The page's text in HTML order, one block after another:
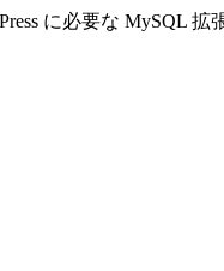
に必要な MySQL 拡